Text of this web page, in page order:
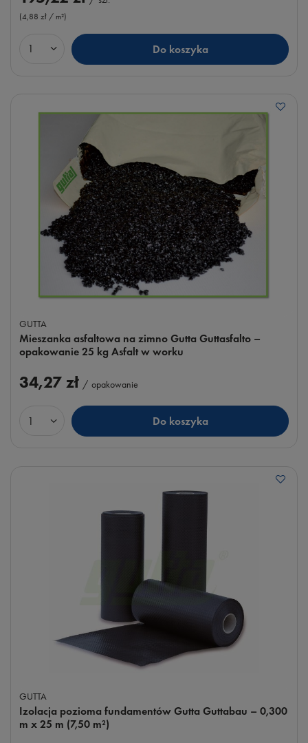
(4,88 zł / m²)
Ilość produktów Do koszyka
GUTTA
Mieszanka asfaltowa na zimno Gutta Guttasfalto –
opakowanie 25 kg Asfalt w worku
34,27 zł / opakowanie
Ilość produktów Do koszyka
GUTTA
Izolacja pozioma fundamentów Gutta Guttabau – 0,300
m x 25 m (7,50 m²)